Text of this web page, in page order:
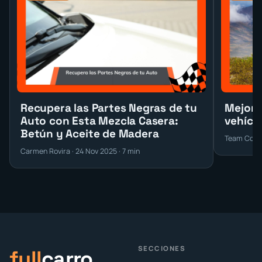
Recupera las Partes Negras de tu
Auto con Esta Mezcla Casera:
Betún y Aceite de Madera
Carmen Rovira · 24 Nov 2025 · 7 min
Team
SECCIONES